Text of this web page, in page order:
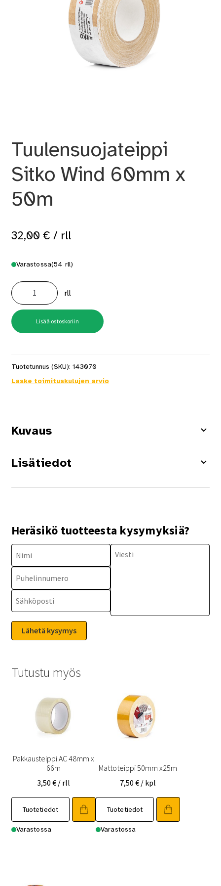
Tuulensuojateippi
Sitko Wind 60mm x
50m
32,00 € / rll
Varastossa(54 rll)
Tuulensuojateippi
Sitko
Wind
60mm
50m
määrä
rll
Lisää ostoskoriin
Tuotetunnus (SKU): 143070
Laske toimituskulujen arvio
Kuvaus
Lisätiedot
Heräsikö tuotteesta kysymyksiä?
Tutustu myös
Pakkausteippi AC 48mm x
66m
3,50 € / rll
Tuotetiedot
Varastossa
Mattoteippi 50mm x25m
7,50€ / kpl
Tuotetiedot
Varastossa